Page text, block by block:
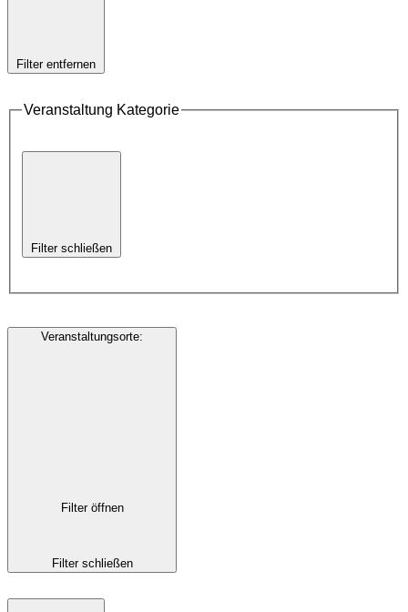
Filter entfernen
Veranstaltung Kategorie
Filter schließen
Veranstaltungsorte:
Filter öffnen
Filter schließen